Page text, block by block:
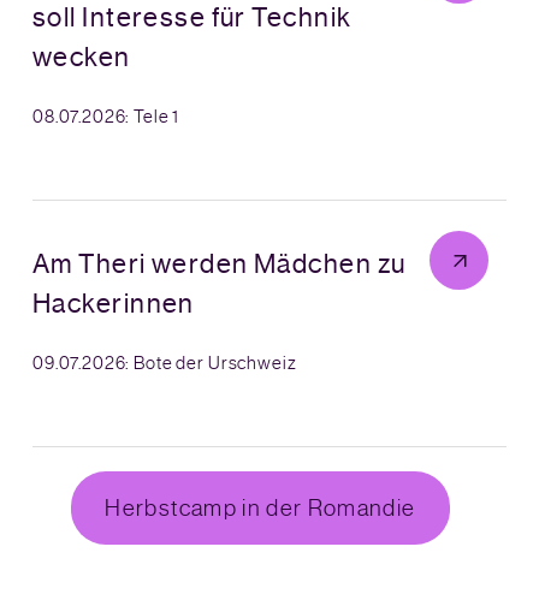
soll Interesse für Technik
wecken
08.07.2026: Tele 1
Am Theri werden Mädchen zu
Hackerinnen
09.07.2026: Bote der Urschweiz
Herbstcamp in der Romandie